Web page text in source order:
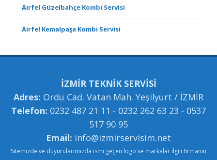
Airfel Güzelbahçe Kombi Servisi
Airfel Kemalpaşa Kombi Servisi
İZMİR TEKNİK SERVİSİ
Adres: Ordu Cad. Vatan Mah. Yeşilyurt / İZMİR
Telefon: 0232 487 21 11 - 0232 262 63 23 - 0537
517 90 95
Email: info@izmirservisim.net
Sitemizde ve duyurularımızda ismi geçen logo ve markalar ilgili firmanın